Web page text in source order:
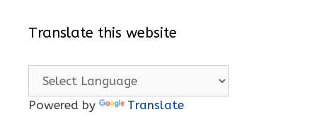
Translate this website
Powered by Translate